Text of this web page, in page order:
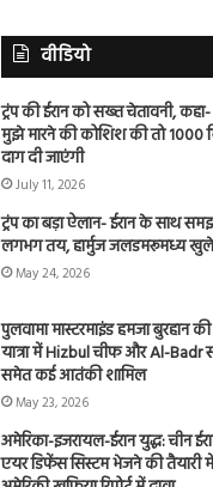
वीडियो
ट्रंप की ईरान को सख्त चेतावनी,
मुझे मारने की कोशिश की तो 1000
दाग दी जाएंगी
July 11, 2026
ट्रंप का बड़ा ऐलान- ईरान के साथ
लगभग तय, हार्मुज जलडमरूमध्य
May 24, 2026
पुलवामा मास्टरमाइंड हमजा बुरहान
यात्रा में Hizbul चीफ और Al-Badr
समेत कई आतंकी शामिल
May 23, 2026
अमेरिका-इजरायल-ईरान युद्ध: चीन
एयर डिफेंस सिस्टम भेजने की तैयारी